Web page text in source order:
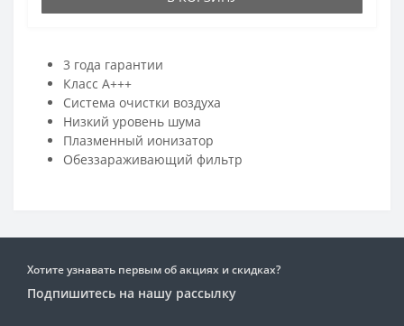
3 года гарантии
Класс А+++
Cистема очистки воздуха
Низкий уровень шума
Плазменный ионизатор
Обеззараживающий фильтр
Хотите узнавать первым об акциях и скидках?
Подпишитесь на нашу рассылку